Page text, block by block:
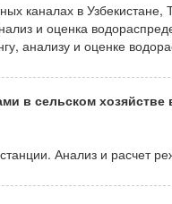
каналах в
и оценка
анализу и оценке
в сельском хозяйстве
Анализ и расчет